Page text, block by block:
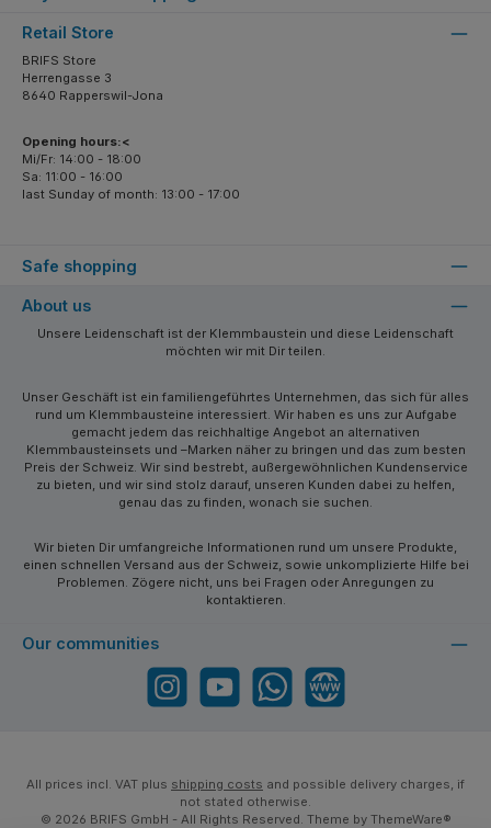
Safe shopping
Retail Store
BRIFS Store
Herrengasse 3
8640 Rapperswil-Jona
Opening hours:<
Mi/Fr: 14:00 - 18:00
Sa: 11:00 - 16:00
last Sunday of month: 13:00 - 17:00
About us
Unsere Leidenschaft ist der Klemmbaustein und diese Leidenschaft
möchten wir mit Dir teilen.
Unser Geschäft ist ein familiengeführtes Unternehmen, das sich für alles
rund um Klemmbausteine interessiert. Wir haben es uns zur Aufgabe
gemacht jedem das reichhaltige Angebot an alternativen
Klemmbausteinsets und –Marken näher zu bringen und das zum besten
Preis der Schweiz. Wir sind bestrebt, außergewöhnlichen Kundenservice
zu bieten, und wir sind stolz darauf, unseren Kunden dabei zu helfen,
genau das zu finden, wonach sie suchen.
Wir bieten Dir umfangreiche Informationen rund um unsere Produkte,
einen schnellen Versand aus der Schweiz, sowie unkomplizierte Hilfe bei
Problemen. Zögere nicht, uns bei Fragen oder Anregungen zu
kontaktieren.
Our communities
Instagram YouTube WhatsApp Website
All prices incl. VAT plus shipping costs and possible delivery charges, if
not stated otherwise.
© 2026 BRIFS GmbH - All Rights Reserved. Theme by ThemeWare®